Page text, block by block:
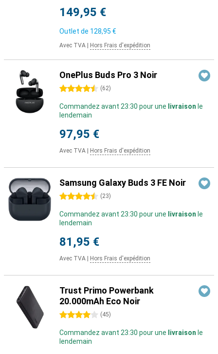
149,95 €
Outlet de 128,95 €
Avec TVA Hors Frais d'expédition
OnePlus Buds Pro 3 Noir
4.5 étoiles (62)
Commandez avant 23:30 pour une livraison le
lendemain
97,95 €
Avec TVA Hors Frais d'expédition
Samsung Galaxy Buds 3 FE Noir
4.5 étoiles (23)
Commandez avant 23:30 pour une livraison le
lendemain
81,95 €
Avec TVA Hors Frais d'expédition
Trust Primo Powerbank
20.000mAh Eco Noir
4 étoiles (45)
Commandez avant 23:30 pour une livraison le
lendemain